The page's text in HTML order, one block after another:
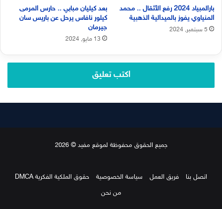
بارالمبياد 2024 رفع الأثقال .. محمد
المنياوي يفوز بالميدالية الذهبية
5 سبتمبر, 2024
بعد كيليان مبابي .. حارس المرمى
كيلور نافاس يرحل عن باريس سان
جيرمان
13 مايو, 2024
اكتب تعليق
جميع الحقوق محفوظة لموقع مفيد © 2026
اتصل بنا فريق العمل سياسة الخصوصية
حقوق الملكية الفكرية DMCA
من نحن